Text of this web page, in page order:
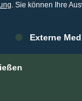
die
. Sie können Ihre
erteilt
Externe